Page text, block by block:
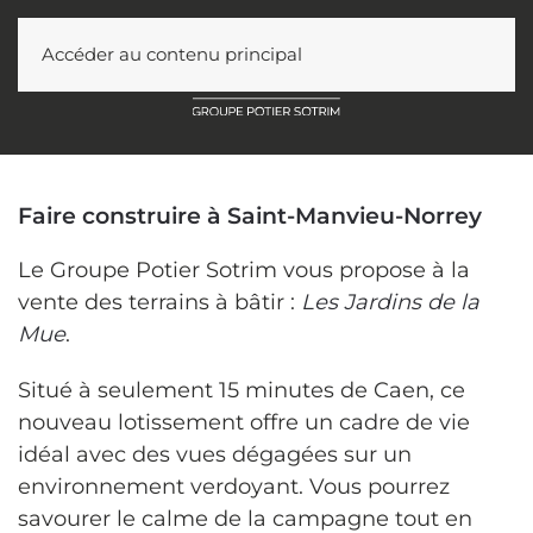
Accéder au contenu principal
Faire construire à Saint-Manvieu-Norrey
Le Groupe Potier Sotrim vous propose à la
vente des terrains à bâtir : Les Jardins de la
Mue.
Situé à seulement 15 minutes de Caen, ce
nouveau lotissement offre un cadre de vie
idéal avec des vues dégagées sur un
environnement verdoyant. Vous pourrez
savourer le calme de la campagne tout en